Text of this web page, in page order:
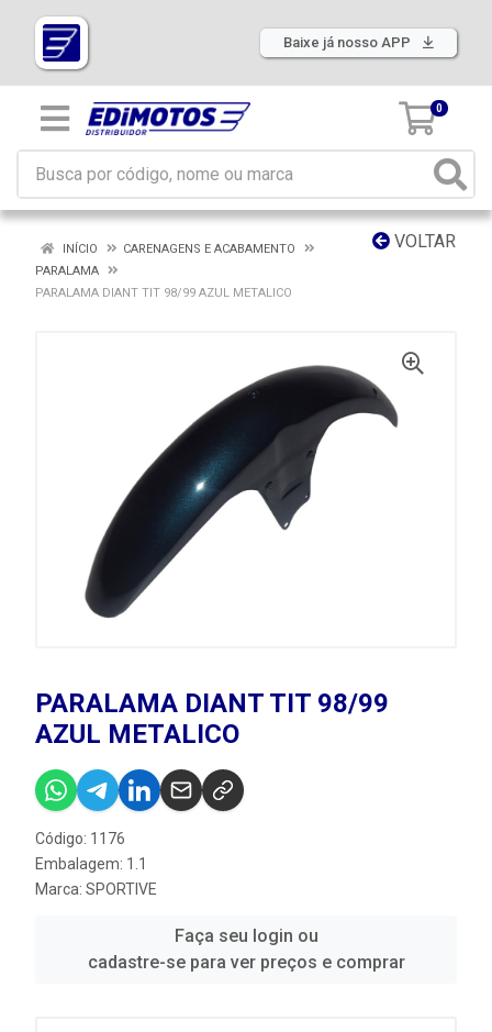
Baixe já nosso APP
0
VOLTAR
INÍCIO
CARENAGENS E ACABAMENTO
PARALAMA
PARALAMA DIANT TIT 98/99 AZUL METALICO
PARALAMA DIANT TIT 98/99
AZUL METALICO
Código: 1176
Embalagem: 1.1
Marca: SPORTIVE
Faça seu login ou
cadastre-se para ver preços e comprar